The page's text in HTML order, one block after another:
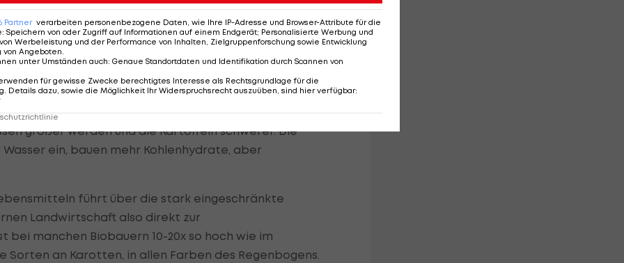
Weise, wie wir Lebensmittel produzieren und damit
auf die Qualität. In der konventionellen
für die Wirtschaftlichkeit. Jede Pflanze muss
größer werden und die Kartoffeln schwerer. Die
ein, bauen mehr Kohlenhydrate, aber
führt über die stark eingeschränkte
Landwirtschaft also direkt zur
bei manchen Biobauern 10-20x so hoch wie im
Sorten an Karotten, in allen Farben des Regenbogens.
Partner verarbeiten personenbezogene Daten, wie Ihre IP-Adresse und Browser-Attribute für die
: Speichern von oder Zugriff auf Informationen auf einem Endgerät; Personalisierte Werbung und
Werbeleistung und der Performance von Inhalten, Zielgruppenforschung sowie Entwicklung
von Angeboten.
unter Umständen auch: Genaue Standortdaten und Identifikation durch Scannen von
für gewisse Zwecke berechtigtes Interesse als Rechtsgrundlage für die
Details dazu, sowie die Möglichkeit Ihr Widerspruchsrecht auszuüben, sind hier verfügbar: